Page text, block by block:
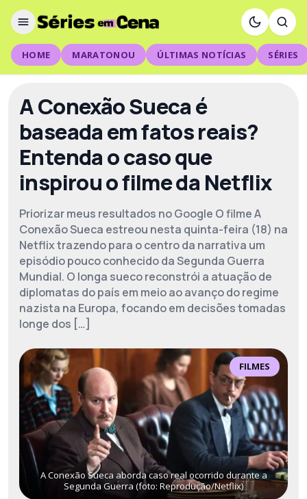
HOME MARATONOU ÚLTIMAS NOTÍCIAS SÉRIES
A Conexão Sueca é
baseada em fatos reais?
Entenda o caso que
inspirou o filme da Netflix
Priorizar meus resultados no Google O filme A
Conexão Sueca estreou nesta quinta-feira (18) na
Netflix trazendo para o centro da narrativa um
episódio pouco conhecido da Segunda Guerra
Mundial. O longa sueco reconstrói a atuação de
diplomatas do país em meio ao avanço do regime
nazista na Europa, focando em decisões tomadas
longe dos […]
FILMES
A Conexão Sueca aborda caso real ocorrido durante a
Segunda Guerra (foto: Reprodução/Netflix)